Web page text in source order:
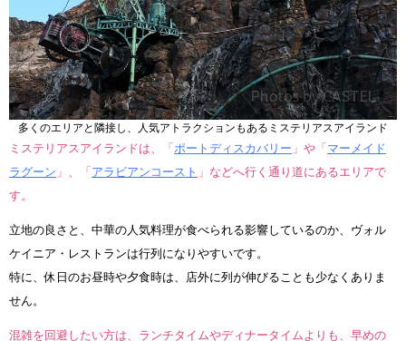
多くのエリアと隣接し、人気アトラクションもあるミステリアスアイランド
ミステリアスアイランドは、「 ポートディスカバリー 」や「 マーメイド
ラグーン 」、「 アラビアンコースト 」などへ行く通り道にあるエリアで
す。
立地の良さと、中華の人気料理が食べられる影響しているのか、ヴォル
ケイニア・レストランは行列になりやすいです。
特に、休日のお昼時や夕食時は、店外に列が伸びることも少なくありま
せん。
混雑を回避したい方は、ランチタイムやディナータイムよりも、早めの